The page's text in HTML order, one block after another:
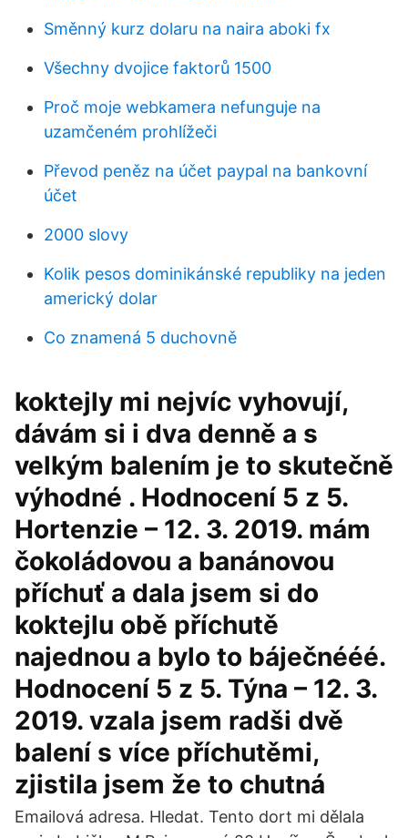
Směnný kurz dolaru na naira aboki fx
Všechny dvojice faktorů 1500
Proč moje webkamera nefunguje na
uzamčeném prohlížeči
Převod peněz na účet paypal na bankovní
účet
2000 slovy
Kolik pesos dominikánské republiky na jeden
americký dolar
Co znamená 5 duchovně
koktejly mi nejvíc vyhovují,
dávám si i dva denně a s
velkým balením je to skutečně
výhodné . Hodnocení 5 z 5.
Hortenzie – 12. 3. 2019. mám
čokoládovou a banánovou
příchuť a dala jsem si do
koktejlu obě příchutě
najednou a bylo to báječnééé.
Hodnocení 5 z 5. Týna – 12. 3.
2019. vzala jsem radši dvě
balení s více příchutěmi,
zjistila jsem že to chutná
Emailová adresa. Hledat. Tento dort mi dělala